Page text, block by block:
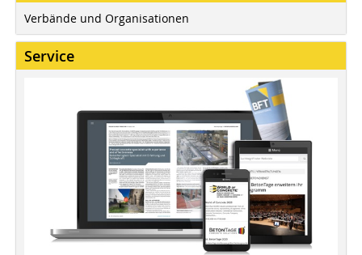
Verbände und Organisationen
Service